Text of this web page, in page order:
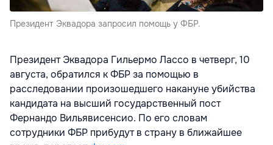
Президент Эквадора запросил помощь у ФБР.
Президент Эквадора Гильермо Лассо в четверг, 10
августа, обратился к ФБР за помощью в
расследовании произошедшего накануне убийства
кандидата на высший государственный пост
Фернандо Вильявисенсио. По его словам
сотрудники ФБР прибудут в страну в ближайшее